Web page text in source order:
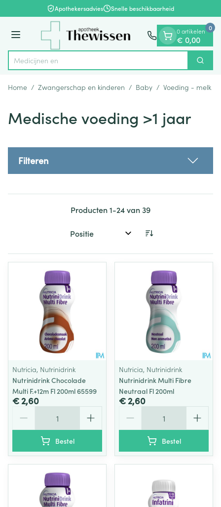
Ga naar de inhoudApothekersadvies Snelle beschikbaarheid
Menu
Product, merk, categorie... Zoek
0 artikelen
€ 0,00
0
Home / Zwangerschap en kinderen / Baby / Voeding - melk
Medische voeding >1 jaar
Filteren
Producten1-24van39
Sorteer op:
Nutricia, Nutrinidrink
Nutrinidrink Chocolade
Multi F.+12m Fl 200ml 65599
€ 2,60
Bestel
Nutricia, Nutrinidrink
Nutrinidrink Multi Fibre
Neutraal Fl 200ml
€ 2,60
Bestel